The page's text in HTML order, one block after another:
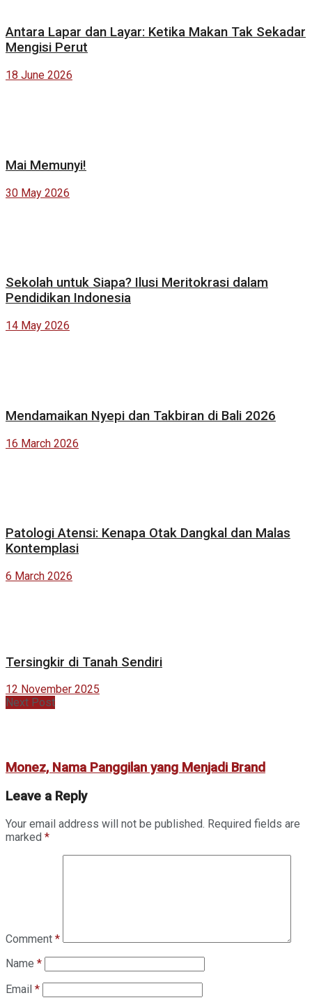
Antara Lapar dan Layar: Ketika Makan Tak Sekadar
Mengisi Perut
18 June 2026
Mai Memunyi!
30 May 2026
Sekolah untuk Siapa? Ilusi Meritokrasi dalam
Pendidikan Indonesia
14 May 2026
Mendamaikan Nyepi dan Takbiran di Bali 2026
16 March 2026
Patologi Atensi: Kenapa Otak Dangkal dan Malas
Kontemplasi
6 March 2026
Tersingkir di Tanah Sendiri
12 November 2025
Next Post
Monez, Nama Panggilan yang Menjadi Brand
Leave a Reply
Your email address will not be published. Required fields are
marked *
Comment *
Name *
Email *